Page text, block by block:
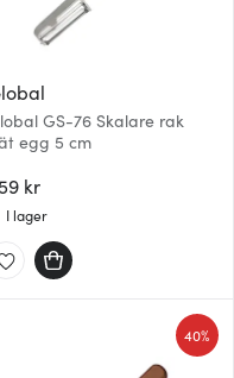
GS-76 Skalare rak
egg 5 cm
kr
I lager
40%